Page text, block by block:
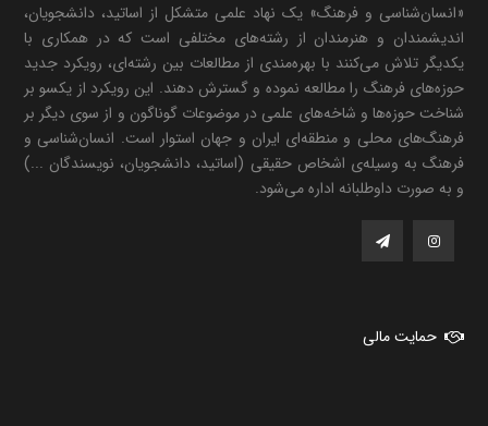
«انسان‌شناسی و فرهنگ» یک نهاد علمی متشکل از اساتید، دانشجویان،
اندیشمندان و هنرمندان از رشته‌های مختلفی است که در همکاری با
یکدیگر تلاش می‌کنند با بهره‌مندی از مطالعات بین رشته‌ای، رویکرد جدید
حوزه‌های فرهنگ را مطالعه نموده و گسترش دهند. این رویکرد از یکسو بر
شناخت حوزه‌ها و شاخه‌های علمی در موضوعات گوناگون و از سوی دیگر بر
فرهنگ‌های محلی و منطقه‌ای ایران و جهان استوار است. انسان‌شناسی و
فرهنگ به وسیله‌ی اشخاص حقیقی (اساتید، دانشجویان، نویسندگان ...)
و به صورت داوطلبانه اداره می‌شود.
حمایت مالی